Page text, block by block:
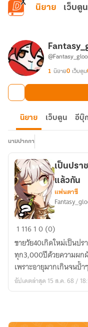
ข้ามไปยังเนื้อหาหลัก
นิยาย เว็บตูน
1 นิยาย0 เว็บตูน
นิยาย เว็บตูน อีบุ๊
นามปากกา
เป็น
ปราชญ์
เอลฟ์
ทั้งที
ขอ
เที่ยว
ก่อน
เป็นปรา
แล้วกัน
แฟนตาซี
1 11610 (0)
ชายวัย40เกิดใหม่เป็นป
ทุก3,000ปีด้วยความผก
เพราะอายุมากเกินจนป้
อัปเดตล่าสุด 15 ส.ค. 68 /